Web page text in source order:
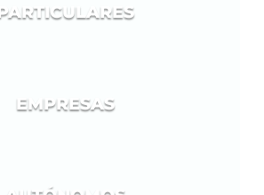
PARTICULARES
EMPRESAS